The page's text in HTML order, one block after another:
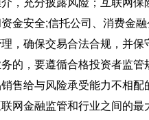
，充分披露风险；互联网保
金安全;信托公司、消费金
，确保交易合法合规，并
的，要遵循合格投资者监管
售给与风险承受能力不相配
网金融监管和行业之间的最